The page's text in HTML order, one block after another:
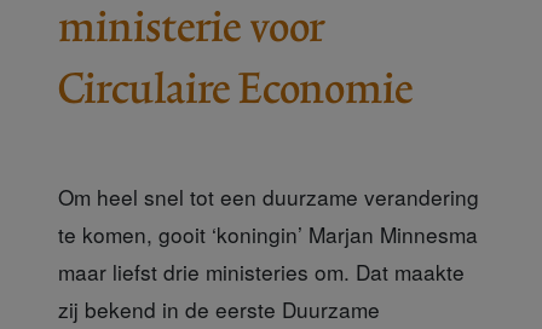
ministerie voor
Circulaire Economie
Om heel snel tot een duurzame verandering
te komen, gooit ‘koningin’ Marjan Minnesma
maar liefst drie ministeries om. Dat maakte
zij bekend in de eerste Duurzame